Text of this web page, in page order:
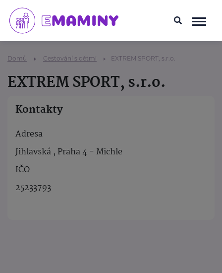
Domů Cestování s dětmi EXTREM SPORT, s.r.o.
EXTREM SPORT, s.r.o.
Kontakty
Adresa
Jihlavská , Praha 4 - Michle
IČO
25233793